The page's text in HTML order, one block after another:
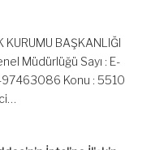
KURUMU BAŞKANLIĞI
Müdürlüğü Sayı : E-
Konu : 5510